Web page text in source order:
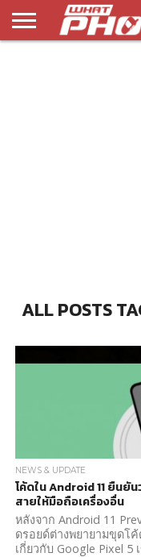
ALL POSTS
NEWS & UPDATE
โค้ดใน Android 11 ยืนยั
สายให้มือถือเครื่องอื่น
หลังจาก Android 11
ดรอยด์ต่างพยายามขุดโ
เกี่ยวกับ Google Pixel 5